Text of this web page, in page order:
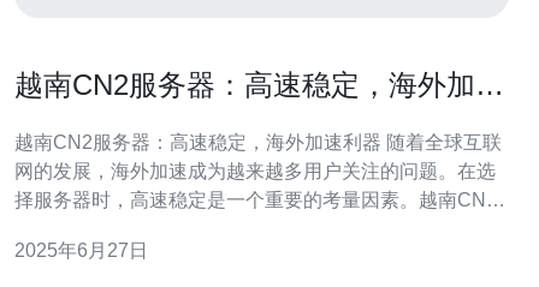
越南CN2服务器：高速稳定，海外加速
越南CN2服务器：高速稳定，海外加速利器 随着全球互联
网的发展，海外加速成为越来越多用户关注的问题。在选
择服务器时，高速稳定是一个重要的考量因素。越南CN2
南CN2服务器采用了最先进的技术和设备，拥有高性能的
2025年6月27日